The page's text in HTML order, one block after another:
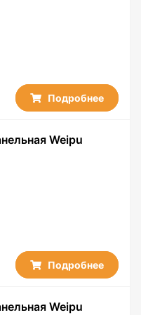
Подробнее
Weipu
Подробнее
Weipu